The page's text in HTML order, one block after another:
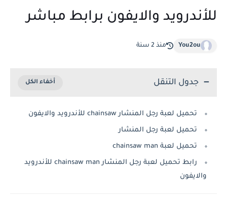
للأندرويد والايفون برابط مباشر
You2ou منذ 2 سنة
جدول التنقل
تحميل لعبة رجل المنشار chainsaw للأندرويد والايفون
تحميل لعبة رجل المنشار
تحميل لعبة chainsaw man
رابط تحميل لعبة رجل المنشار chainsaw man للأندرويد
والايفون